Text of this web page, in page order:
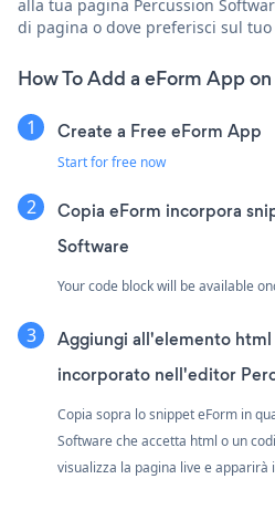
alla tua pagina Percussion
di pagina o dove preferisci sul tuo
How To Add a eForm App
Create a Free eForm App
Start for free now
Copia eForm incorpora
Software
Your code block will be available
Aggiungi all'elemento
incorporato nell'editor
Copia sopra lo snippet eForm in
Software che accetta html o un
visualizza la pagina live e apparirà